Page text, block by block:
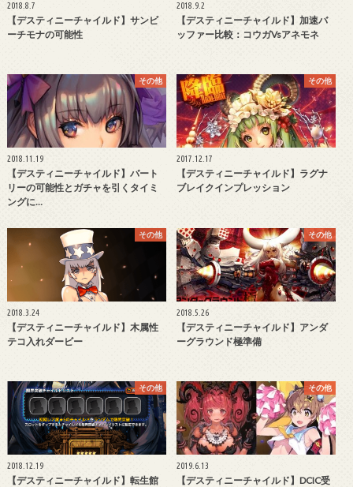
2018.8.7
【デスティニーチャイルド】サンビ
ーチモナの可能性
2018.9.2
【デスティニーチャイルド】加速バ
ッファー比較：コウガvsアネモネ
その他
2018.11.19
【デスティニーチャイルド】バート
リーの可能性とガチャを引くタイミ
ングに…
その他
2017.12.17
【デスティニーチャイルド】ラグナ
ブレイクインプレッション
その他
2018.3.24
【デスティニーチャイルド】木属性
テコ入れダービー
その他
2018.5.26
【デスティニーチャイルド】アンダ
ーグラウンド極準備
その他
2018.12.19
【デスティニーチャイルド】転生館
その他
2019.6.13
【デスティニーチャイルド】DCIC受